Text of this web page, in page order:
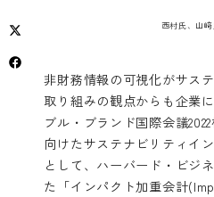
西村氏、山
非財務情報の可視化がサス
取り組みの観点からも企業
ブル・ブランド国際会議
向けたサステナビリティイ
として、ハーバード・ビジ
た「インパクト加重会計